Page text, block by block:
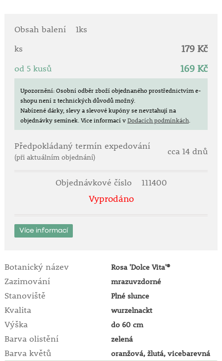
vody. Vysazujte je tak, aby místo očkování bylo 2 - 5
Obsah balení
1ks
ks
179 Kč
od 5 kusů 169 Kč
Upozornění: Osobní odběr zboží objednaného prostřednictvím e-
shopu není z technických důvodů možný.
Nabízené dárky, slevy a slevové kupóny se nevztahují na
objednávky semínek.Více informací vDodacích podmínkách.
Předpokládaný termín expedování
(při aktuálním objednání)
cca 14 dnů
Objednávkové číslo 111400
Vyprodáno
Více informací
Botanický název Rosa 'Dolce Vita'®
Zazimování mrazuvzdorné
Stanoviště Plné slunce
Kvalita wurzelnackt
Výška do 60 cm
Barva olistění zelená
Barva květů oranžová, žlutá, vicebarevná